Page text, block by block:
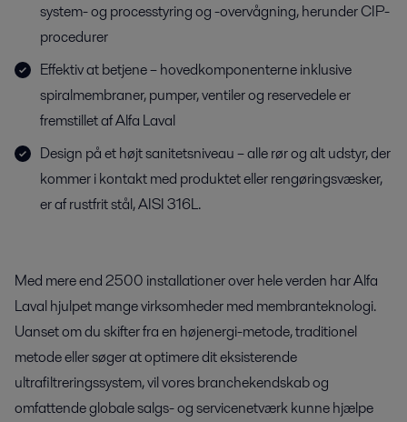
system- og processtyring og -overvågning, herunder CIP-
procedurer
Effektiv at betjene – hovedkomponenterne inklusive
spiralmembraner, pumper, ventiler og reservedele er
fremstillet af Alfa Laval
Design på et højt sanitetsniveau – alle rør og alt udstyr, der
kommer i kontakt med produktet eller rengøringsvæsker,
er af rustfrit stål, AISI 316L.
Med mere end 2500 installationer over hele verden har Alfa
Laval hjulpet mange virksomheder med membranteknologi.
Uanset om du skifter fra en højenergi-metode, traditionel
metode eller søger at optimere dit eksisterende
ultrafiltreringssystem, vil vores branchekendskab og
omfattende globale salgs- og servicenetværk kunne hjælpe